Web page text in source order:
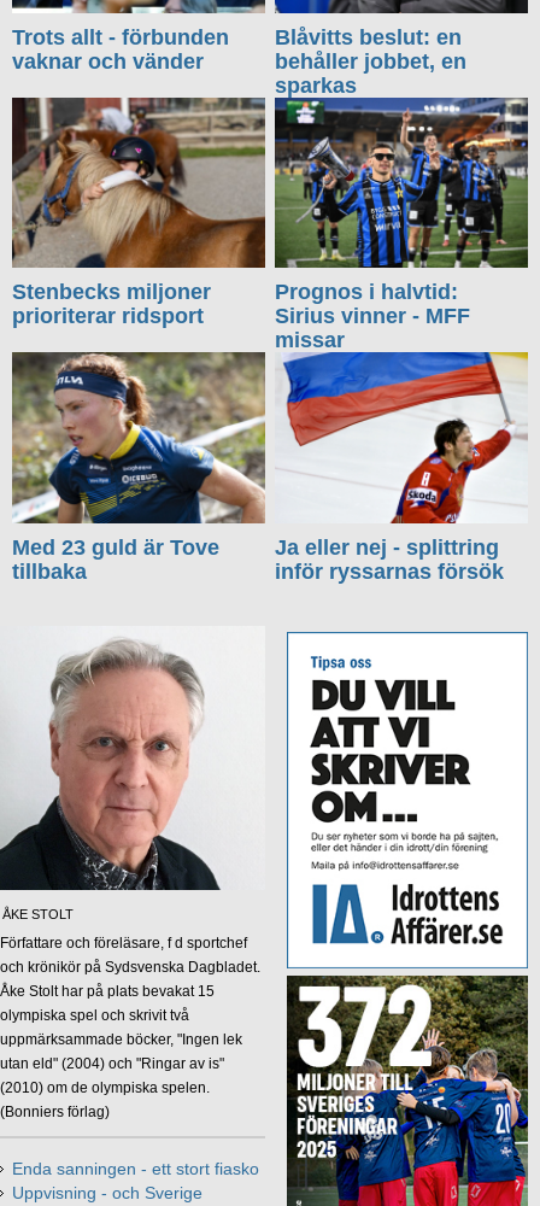
Trots allt - förbunden
vaknar och vänder
Blåvitts beslut: en
behåller jobbet, en
sparkas
Stenbecks miljoner
prioriterar ridsport
Prognos i halvtid:
Sirius vinner - MFF
missar
Med 23 guld är Tove
tillbaka
Ja eller nej - splittring
inför ryssarnas försök
ÅKE STOLT
Författare och föreläsare, f d sportchef
och krönikör på Sydsvenska Dagbladet.
Åke Stolt har på plats bevakat 15
olympiska spel och skrivit två
uppmärksammade böcker, "Ingen lek
utan eld" (2004) och "Ringar av is"
(2010) om de olympiska spelen.
(Bonniers förlag)
Enda sanningen - ett stort fiasko
Uppvisning - och Sverige